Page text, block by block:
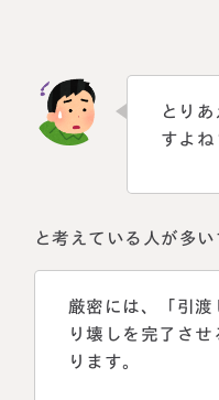
とり
すよね
と考えている人が多
厳密には、「引渡
り壊しを完了させ
ります。